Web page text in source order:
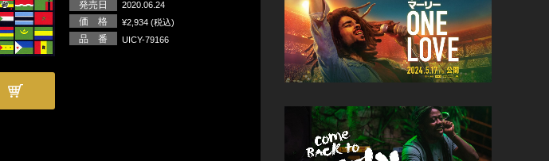
発売日 2020.06.24
価 格 ¥2,934 (税込)
品 番 UICY-79166